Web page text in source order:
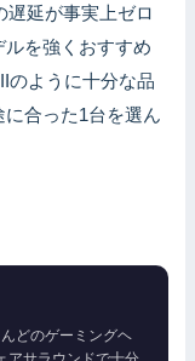
遅延が事実上ゼロ
を強くおすすめ
のように十分な品
合った1台を選ん
どのゲーミングヘ